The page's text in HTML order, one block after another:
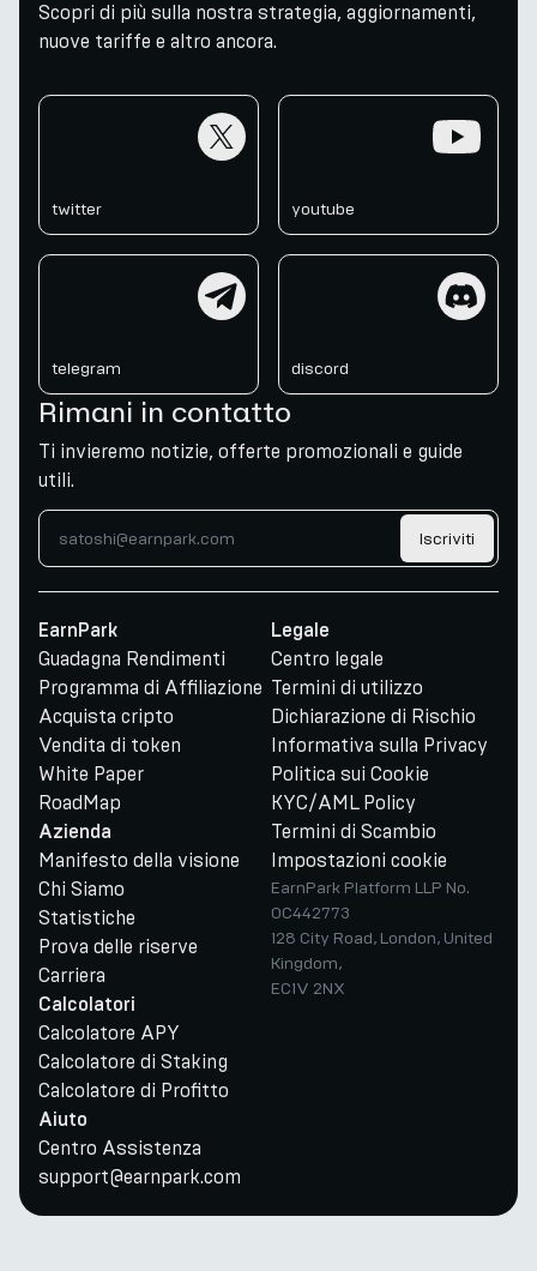
Scopri di più sulla nostra strategia, aggiornamenti,
nuove tariffe e altro ancora.
twitter youtube
telegram discord
Rimani in contatto
Ti invieremo notizie, offerte promozionali e guide
utili.
Iscriviti
EarnPark
Guadagna Rendimenti
Programma di Affiliazione
Acquista cripto
Vendita di token
White Paper
RoadMap
Azienda
Manifesto della visione
Chi Siamo
Statistiche
Prova delle riserve
Carriera
Calcolatori
Calcolatore APY
Calcolatore di Staking
Calcolatore di Profitto
Aiuto
Centro Assistenza
support@earnpark.com
Legale
Centro legale
Termini di utilizzo
Dichiarazione di Rischio
Informativa sulla Privacy
Politica sui Cookie
KYC/AML Policy
Termini di Scambio
Impostazioni cookie
EarnPark Platform LLP No.
OC442773
128 City Road, London, United
Kingdom,
EC1V 2NX